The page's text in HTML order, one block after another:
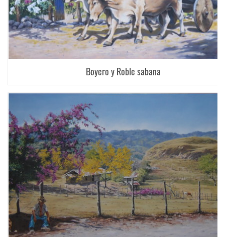
Boyero y Roble sabana